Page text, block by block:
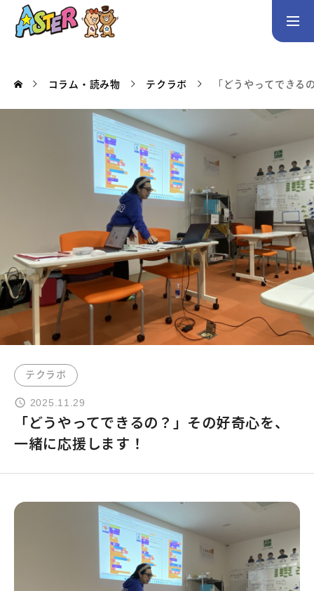
トップページ
英会話／プログラミング／3Dデザイン／学童保育
英会話（未就学児） 英会話（小学生） 英会話（中学生）
生徒・保護者の声
スタッフ紹介
アクセス
お問い合わせ
団体向け出張英会話
コラム・読み物 テクラボ 「どうやってでき
テクラボ
2025.11.29
「どうやってできるの？」その好奇心を、
一緒に応援します！